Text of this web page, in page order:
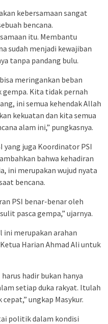
kebersamaan sangat
bencana.
itu. Membantu
sudah menjadi kewajiban
tanpa pandang bulu.
meringankan beban
gempa. Kita tidak pernah
ini semua kehendak Allah
kekuatan dan kita semua
alam ini,” pungkasnya.
yang juga Koordinator PSI
bahwa kehadiran
ini merupakan wujud nyata
bencana.
PSI benar-benar oleh
pasca gempa,” ujarnya.
ini merupakan arahan
Harian Ahmad Ali untuk
hadir bukan hanya
setiap duka rakyat. Itulah
ungkap Masykur.
politik dalam kondisi